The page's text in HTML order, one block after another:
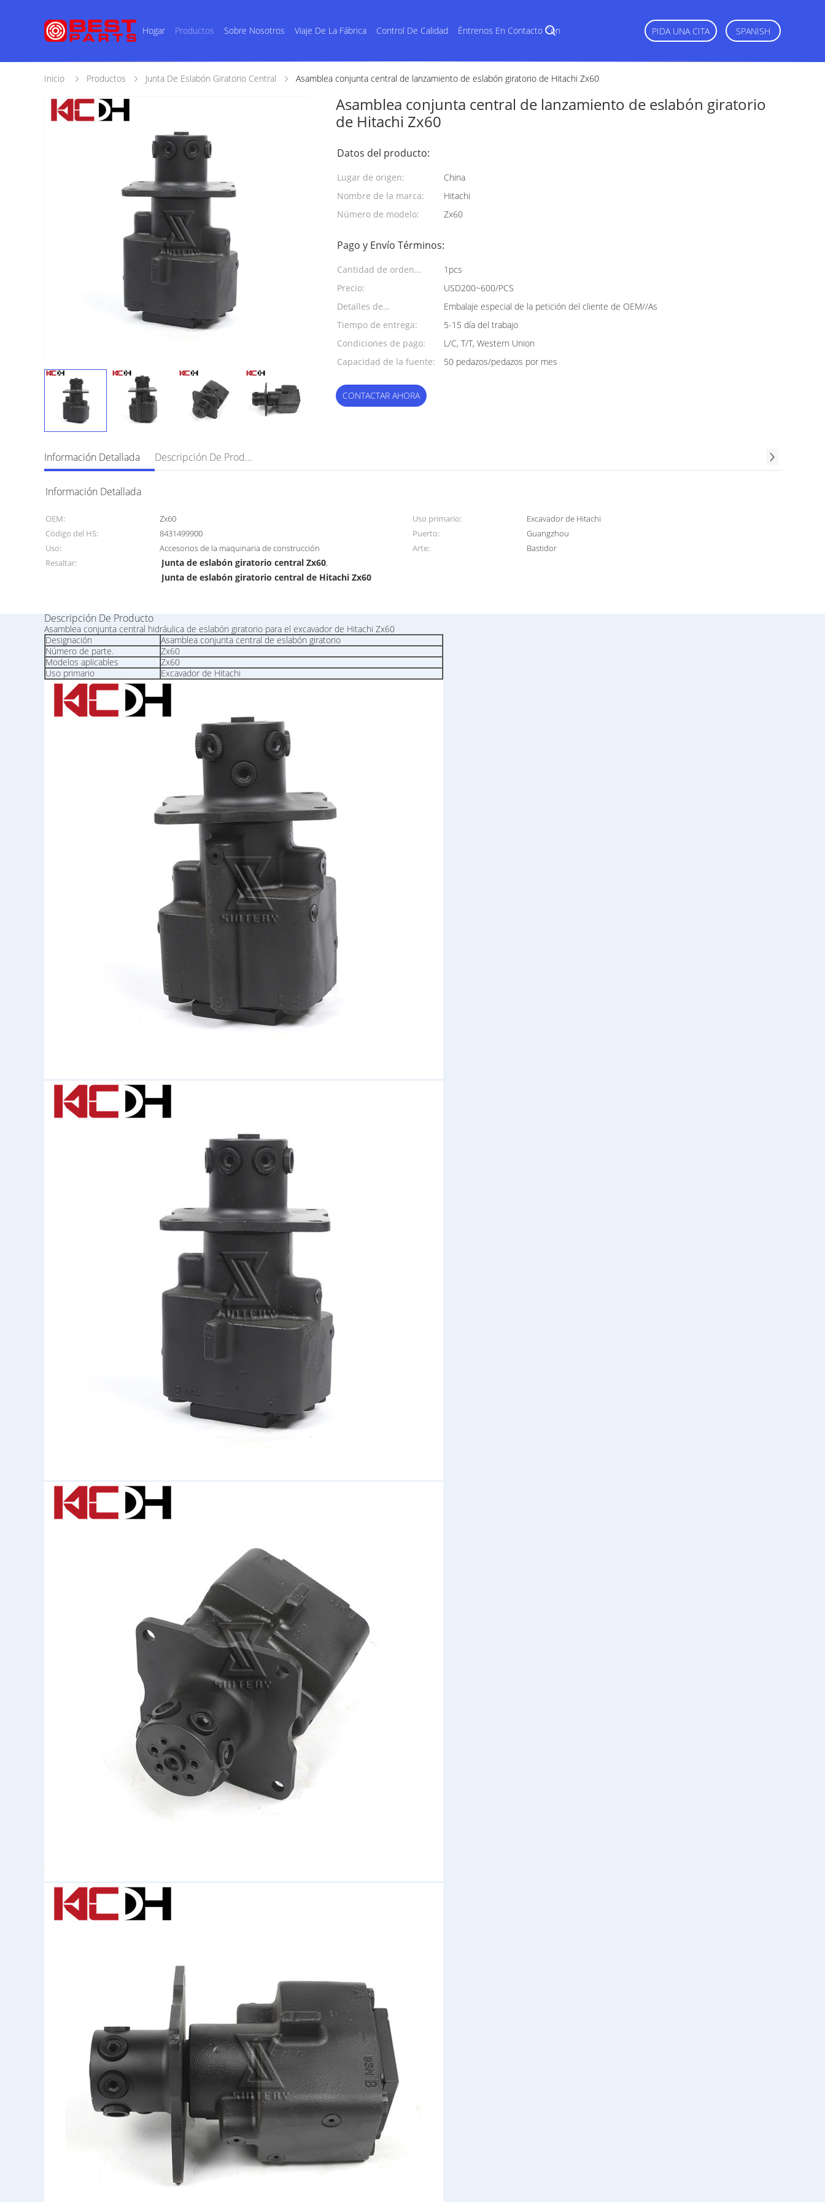
Hogar Productos Sobre Nosotros Viaje De La Fábrica Control De Calidad Éntrenos En Contacto Con PIDA UNA CITA SPANISH
Inicio Productos Junta De Eslabón Giratorio Central Asamblea conjunta central de lanzamiento de eslabón giratorio de Hitachi Zx60
Asamblea conjunta central de lanzamiento de eslabón giratorio
de Hitachi Zx60
Datos del producto:
Lugar de origen:
China
Nombre de la marca:
Hitachi
Número de modelo:
Zx60
Pago y Envío Términos:
Cantidad de orden
mínima:
1pcs
Precio:
USD200~600/PCS
Detalles de
empaquetado:
Embalaje especial de la petición del cliente de OEM//As
Tiempo de entrega:
5-15 día del trabajo
Condiciones de pago:
L/C, T/T, Western Union
Capacidad de la fuente:
50 pedazos/pedazos por mes
CONTACTAR AHORA
Información Detallada Descripción De Producto
Información Detallada
OEM: Zx60 Uso primario:
Excavador de Hitachi
Código del HS:
8431499900 Puerto:
Guangzhou
Uso:
Accesorios de la maquinaria de construcción Arte:
Bastidor
Resaltar:
Junta de eslabón giratorio central Zx60,
Junta de eslabón giratorio central de Hitachi Zx60
Descripción De Producto
Asamblea conjunta central hidráulica de eslabón giratorio para el excavador de Hitachi Zx60
Designación
Asamblea conjunta central de eslabón giratorio
Número de parte.
Zx60
Modelos aplicables
Zx60
Uso primario
Excavador de Hitachi